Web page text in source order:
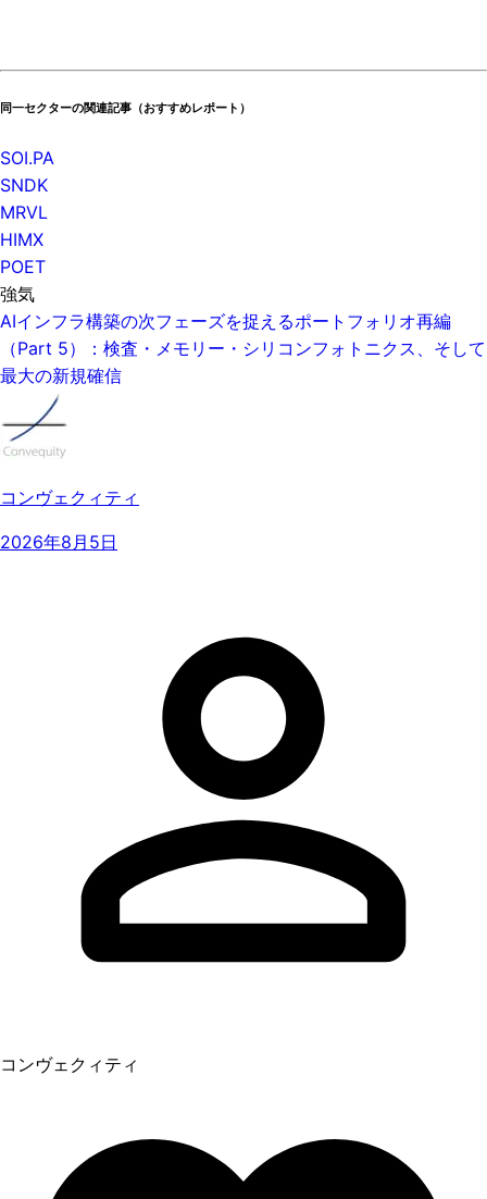
同一セクターの関連記事（おすすめレポート）
SOI.PA
SNDK
MRVL
HIMX
POET
強気
AIインフラ構築の次フェーズを捉えるポートフォリオ再編
（Part 5）：検査・メモリー・シリコンフォトニクス、そして
最大の新規確信
コンヴェクィティ
2026年8月5日
コンヴェクィティ